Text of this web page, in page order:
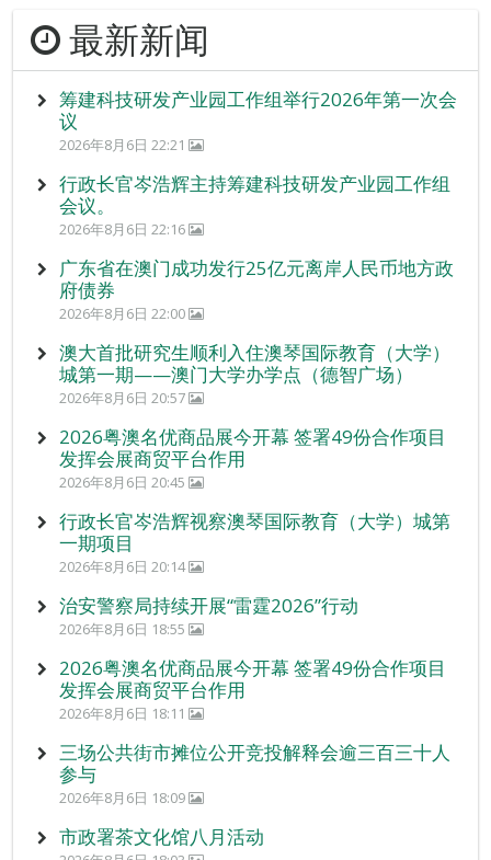
最新新闻
筹建科技研发产业园工作组举行2026年第一次会
议
2026年8月6日 22:21
行政长官岑浩辉主持筹建科技研发产业园工作组
会议。
2026年8月6日 22:16
广东省在澳门成功发行25亿元离岸人民币地方政
府债券
2026年8月6日 22:00
澳大首批研究生顺利入住澳琴国际教育（大学）
城第一期——澳门大学办学点（德智广场）
2026年8月6日 20:57
2026粤澳名优商品展今开幕 签署49份合作项目
发挥会展商贸平台作用
2026年8月6日 20:45
行政长官岑浩辉视察澳琴国际教育（大学）城第
一期项目
2026年8月6日 20:14
治安警察局持续开展“雷霆2026”行动
2026年8月6日 18:55
2026粤澳名优商品展今开幕 签署49份合作项目
发挥会展商贸平台作用
2026年8月6日 18:11
三场公共街市摊位公开竞投解释会逾三百三十人
参与
2026年8月6日 18:09
市政署茶文化馆八月活动